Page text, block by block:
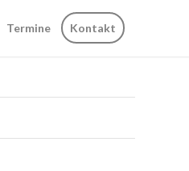
Termine Kontakt